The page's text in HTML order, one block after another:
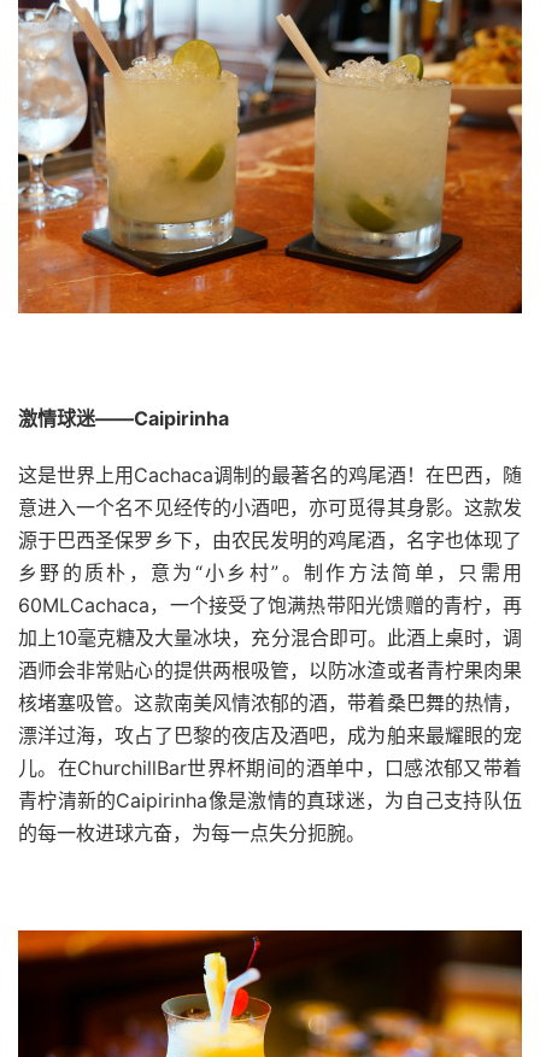
激情球迷——Caipirinha
这是世界上用Cachaca调制的最著名的鸡尾酒！在巴西，随
意进入一个名不见经传的小酒吧，亦可觅得其身影。这款发
源于巴西圣保罗乡下，由农民发明的鸡尾酒，名字也体现了
乡野的质朴，意为“小乡村”。制作方法简单，只需用
60MLCachaca，一个接受了饱满热带阳光馈赠的青柠，再
加上10毫克糖及大量冰块，充分混合即可。此酒上桌时，调
酒师会非常贴心的提供两根吸管，以防冰渣或者青柠果肉果
核堵塞吸管。这款南美风情浓郁的酒，带着桑巴舞的热情，
漂洋过海，攻占了巴黎的夜店及酒吧，成为舶来最耀眼的宠
儿。在ChurchillBar世界杯期间的酒单中，口感浓郁又带着
青柠清新的Caipirinha像是激情的真球迷，为自己支持队伍
的每一枚进球亢奋，为每一点失分扼腕。